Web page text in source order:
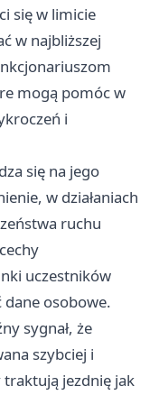
się w limicie
w najbliższej
mogą pomóc w
i
się na jego
w działaniach
ruchu
uczestników
dane osobowe.
sygnał, że
szybciej i
traktują jezdnię jak